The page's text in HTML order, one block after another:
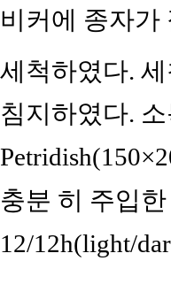
비커에 종자가
세척하였다.
침지하였다.
충분 히 주입
12/12h(light/